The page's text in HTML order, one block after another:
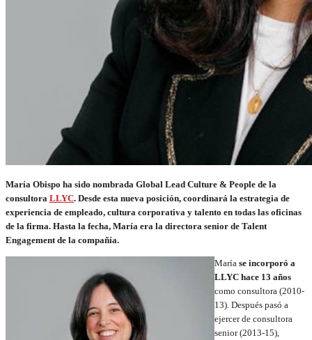
María Obispo ha sido nombrada Global Lead Culture & People de la
consultora LLYC. Desde esta nueva posición, coordinará la estrategia de
experiencia de empleado, cultura corporativa y talento en todas las oficinas
de la firma. Hasta la fecha, María era la directora senior de Talent
Engagement de la compañía.
María se incorporó a
LLYC hace 13 años
como consultora (2010-
13). Después pasó a
ejercer de consultora
senior (2013-15),